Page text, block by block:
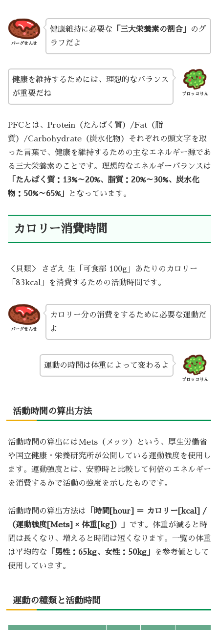
バーグせんせ
健康維持に必要な 「三大栄養素の割合」
のグ
ラフだよ
ブロッコりん
健康を維持するためには、理想的なバランス
が重要だね
PFCとは、Protein（たんぱく質）/Fat（脂
質）/Carbohydrate（炭水化物）それぞれの頭文字を取
った言葉で、健康を維持するための主なエネルギー源であ
る三大栄養素のことです。理想的なエネルギーバランスは
「たんぱく質：13%～20%、脂質：20%～30%、炭水化
物：50%～65%」
となっています。
カロリー消費時間
＜貝類＞ さざえ 生「可食部 100g」あたりのカロリー
「83kcal」を消費するための活動時間です。
バーグせんせ
カロリー分の消費をするために必要な運動だ
よ
ブロッコりん
運動の時間は体重によって変わるよ
活動時間の算出方法
活動時間の算出にはMets（メッツ）という、厚生労働省
や国立健康・栄養研究所が公開している運動強度を使用し
ます。運動強度とは、安静時と比較して何倍のエネルギー
を消費するかで活動の強度を示したものです。
活動時間の算出方法は 「時間[hour] ＝ カロリー[kcal] /
（運動強度[Mets] × 体重[kg]）」 です。体重が減ると時
間は長くなり、増えると時間は短くなります。一覧の体重
は平均的な 「男性：65kg、女性：50kg」
を参考値として
使用しています。
運動の種類と活動時間